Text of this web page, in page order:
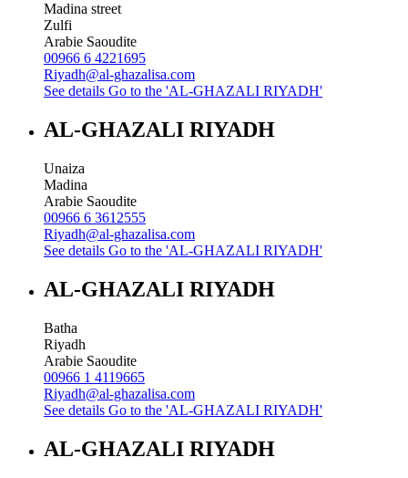
Madina street
Zulfi
Arabie Saoudite
00966 6 4221695
Riyadh@al-ghazalisa.com
See details Go to the 'AL-GHAZALI RIYADH'
AL-GHAZALI RIYADH
Unaiza
Madina
Arabie Saoudite
00966 6 3612555
Riyadh@al-ghazalisa.com
See details Go to the 'AL-GHAZALI RIYADH'
AL-GHAZALI RIYADH
Batha
Riyadh
Arabie Saoudite
00966 1 4119665
Riyadh@al-ghazalisa.com
See details Go to the 'AL-GHAZALI RIYADH'
AL-GHAZALI RIYADH